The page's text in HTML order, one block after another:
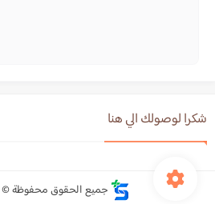
شكرا لوصولك الي هنا
جميع الحقوق محفوظة ©